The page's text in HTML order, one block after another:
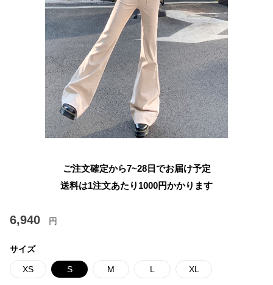
ご注文確定から7~28日でお届け予定
送料は1注文あたり 1000円かかります
6,940 円
サイズ
XS S M L XL